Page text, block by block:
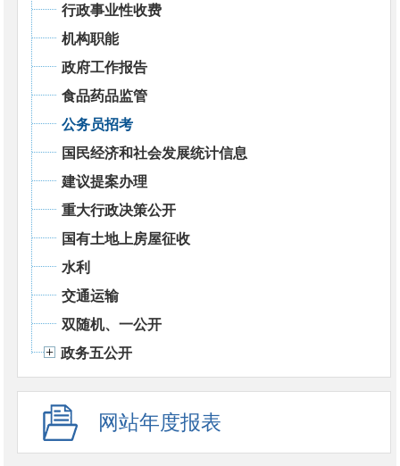
行政事业性收费
机构职能
政府工作报告
食品药品监管
公务员招考
国民经济和社会发展统计信息
建议提案办理
重大行政决策公开
国有土地上房屋征收
水利
交通运输
双随机、一公开
政务五公开
网站年度报表